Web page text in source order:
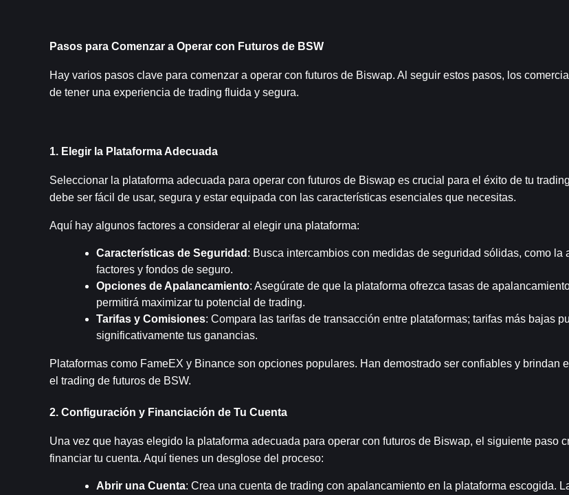
Pasos para Comenzar a Operar con Futuros de BSW
Hay varios pasos clave para comenzar a operar con futuros de Biswap. Al seguir estos pasos, los
de tener una experiencia de trading fluida y segura.
1. Elegir la Plataforma Adecuada
Seleccionar la plataforma adecuada para operar con futuros de Biswap es crucial para el éxito de tu
debe ser fácil de usar, segura y estar equipada con las características esenciales que necesitas.
Aquí hay algunos factores a considerar al elegir una plataforma:
Características de Seguridad : Busca intercambios con medidas de seguridad sólidas, como la
factores y fondos de seguro.
Opciones de Apalancamiento: Asegúrate de que la plataforma ofrezca tasas de
permitirá maximizar tu potencial de trading.
Tarifas y Comisiones: Compara las tarifas de transacción entre plataformas; tarifas más bajas
significativamente tus ganancias.
Plataformas como FameEX y Binance son opciones populares. Han demostrado ser confiables y brindan
el trading de futuros de BSW.
2. Configuración y Financiación de Tu Cuenta
Una vez que hayas elegido la plataforma adecuada para operar con futuros de Biswap, el siguiente paso
financiar tu cuenta. Aquí tienes un desglose del proceso:
Abrir una Cuenta: Crea una cuenta de trading con apalancamiento en la plataforma escogida.